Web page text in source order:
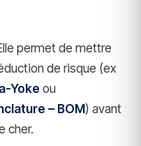
permet de mettre
de risque (ex
Yoke ou
– BOM) avant
cher.